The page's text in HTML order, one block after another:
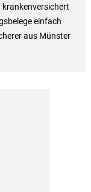
krankenversichert
einfach
aus Münster